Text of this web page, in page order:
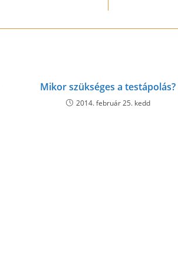
Mikor szükséges a testápolás?
2014. február 25. kedd